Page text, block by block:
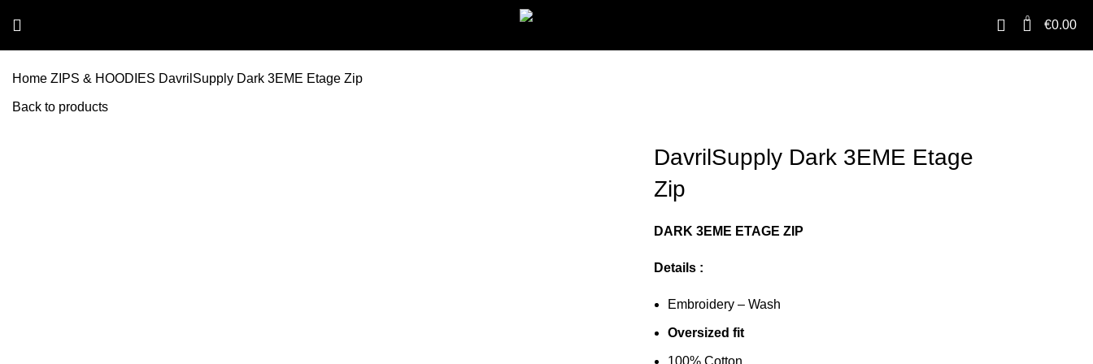
0 €0.00
Home ZIPS & HOODIES DavrilSupply Dark 3EME Etage Zip
Back to products
DavrilSupply Dark 3EME Etage
Zip
DARK 3EME ETAGE ZIP
Details :
Embroidery – Wash
Oversized fit
100% Cotton